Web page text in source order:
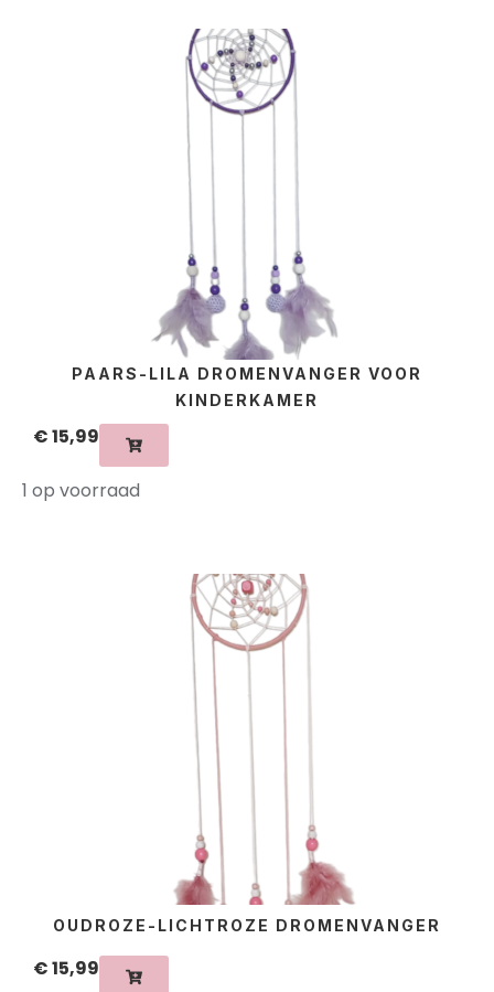
PAARS-LILA DROMENVANGER VOOR
KINDERKAMER
€15,99
1 op voorraad
OUDROZE-LICHTROZE DROMENVANGER
€15,99